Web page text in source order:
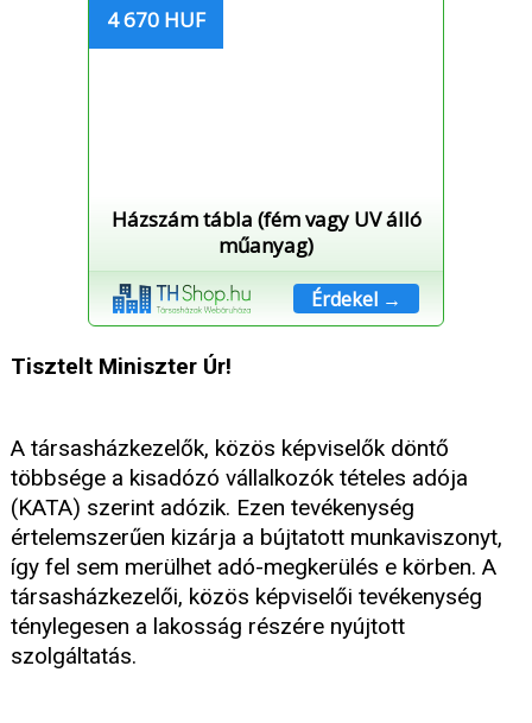
4 670 HUF
Házszám tábla (fém vagy UV álló
műanyag)
Érdekel →
Tisztelt Miniszter Úr!
A társasházkezelők, közös képviselők döntő
többsége a kisadózó vállalkozók tételes adója
(KATA) szerint adózik. Ezen tevékenység
értelemszerűen kizárja a bújtatott munkaviszonyt,
így fel sem merülhet adó-megkerülés e körben. A
társasházkezelői, közös képviselői tevékenység
ténylegesen a lakosság részére nyújtott
szolgáltatás.